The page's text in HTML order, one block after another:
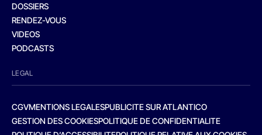
DOSSIERS
RENDEZ-VOUS
VIDEOS
PODCASTS
LEGAL
CGVMENTIONS LEGALESPUBLICITE SUR ATLANTICO
GESTION DES COOKIESPOLITIQUE DE CONFIDENTIALITE